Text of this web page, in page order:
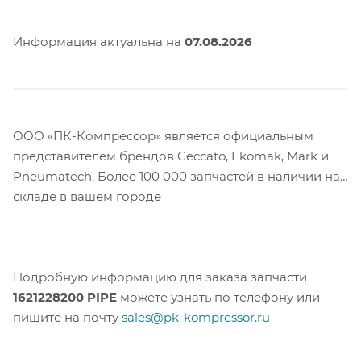
Информация актуальна на 07.08.2026
ООО «ПК-Компрессор» является официальным
представителем брендов Ceccato, Ekomak, Mark и
Pneumatech. Более 100 000 запчастей в наличии на
складе в вашем городе
Подробную информацию для заказа запчасти
1621228200 PIPE можете узнать по телефону или
пишите на почту sales@pk-kompressor.ru